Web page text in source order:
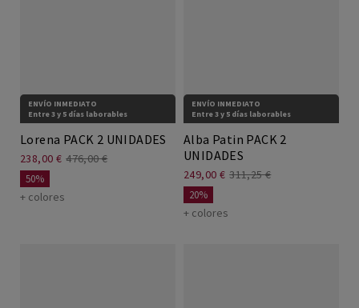
ENVÍO INMEDIATO
Entre 3 y 5 días laborables
Lorena PACK 2 UNIDADES
238,00 € 476,00 €
50%
+ colores
ENVÍO INMEDIATO
Entre 3 y 5 días laborables
Alba Patin PACK 2
UNIDADES
249,00 € 311,25 €
20%
+ colores